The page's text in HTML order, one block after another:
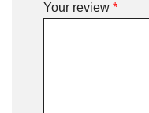
Your review *